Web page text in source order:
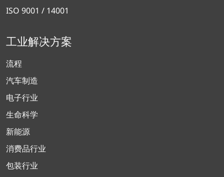
ISO 9001 / 14001
工业解决方案
流程
汽车制造
电子行业
生命科学
新能源
消费品行业
包装行业